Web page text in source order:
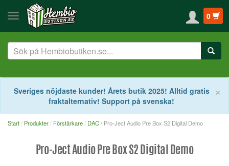
0
×
Sveriges nöjdaste kunder! Årets butik 2025! Alltid gratis
fraktalternativ! Support på svenska!
Start Produkter Förstärkare DAC/ Pro-Ject Audio Pre Box S2 Digital Demo
Pro-Ject Audio Pre Box S2 Digital Demo